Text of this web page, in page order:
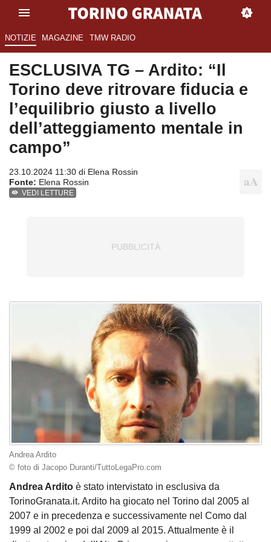
NOTIZIE MAGAZINE TMW RADIO
ESCLUSIVA TG – Ardito: “Il
Torino deve ritrovare fiducia e
l’equilibrio giusto a livello
dell’atteggiamento mentale in
campo”
23.10.2024 11:30 di Elena Rossin
Fonte: Elena Rossin
VEDI LETTURE
Andrea Ardito
© foto di Jacopo Duranti/TuttoLegaPro.com
Andrea Ardito è stato intervistato in esclusiva da
TorinoGranata.it. Ardito ha giocato nel Torino dal 2005 al
2007 e in precedenza e successivamente nel Como dal
1999 al 2002 e poi dal 2009 al 2015. Attualmente è il